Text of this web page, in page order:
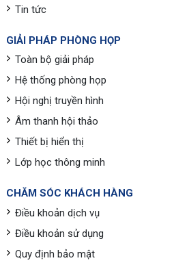
Tin tức
GIẢI PHÁP PHÒNG HỌP
Toàn bộ giải pháp
Hệ thống phòng họp
Hội nghị truyền hình
Âm thanh hội thảo
Thiết bị hiển thị
Lớp học thông minh
CHĂM SÓC KHÁCH HÀNG
Điều khoản dịch vụ
Điều khoản sử dụng
Quy định bảo mật